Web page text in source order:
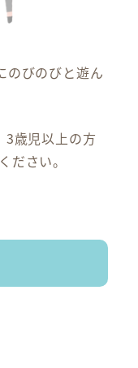
のびのびと遊ん
歳児以上の方
ださい。